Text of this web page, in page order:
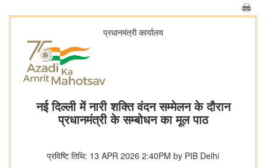
प्रधानमंत्री कार्यालय
नई दिल्ली में नारी शक्ति वंदन सम्मेलन के दौरान
प्रधानमंत्री के सम्बोधन का मूल पाठ
प्रविष्टि तिथि: 13 APR 2026 2:40PM by PIB Delhi